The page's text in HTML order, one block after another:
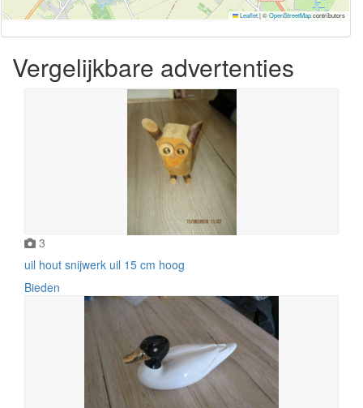
Leaflet|©OpenStreetMapcontributors
Vergelijkbare advertenties
3
uil hout snijwerk uil 15 cm hoog
Bieden